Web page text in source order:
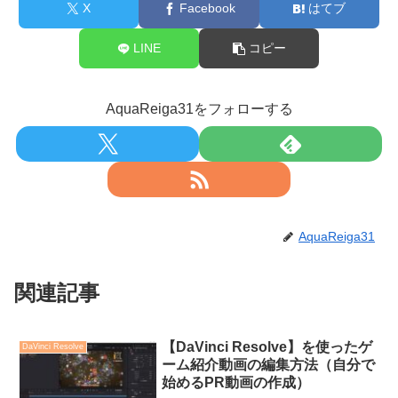
X Facebook はてブ
LINE コピー
AquaReiga31をフォローする
AquaReiga31
関連記事
DaVinci Resolve
【DaVinci Resolve】を使ったゲ
ーム紹介動画の編集方法（自分で
始めるPR動画の作成）